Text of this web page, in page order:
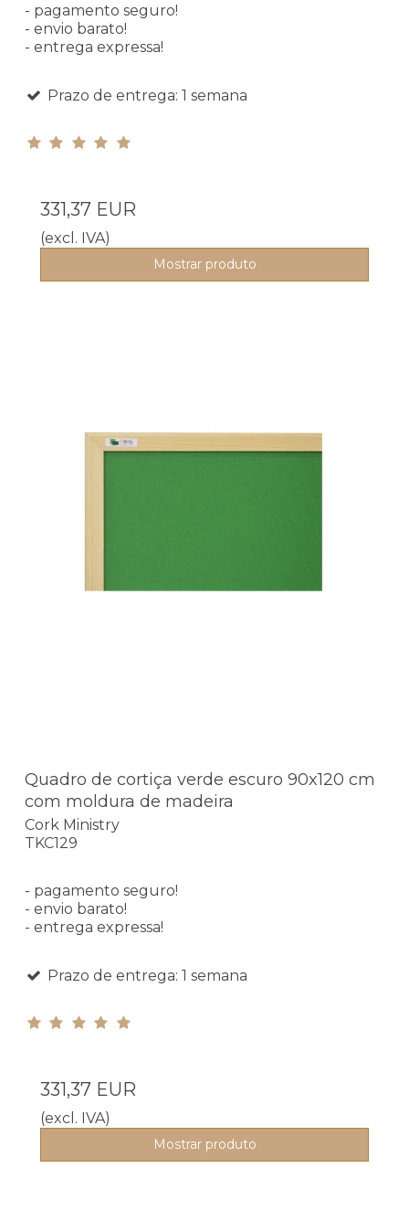
- pagamento seguro!
- envio barato!
- entrega expressa!
Prazo de entrega: 1 semana
331,37 EUR
(excl. IVA)
Mostrar produto
Quadro de cortiça verde escuro 90x120 cm
com moldura de madeira
Cork Ministry
TKC129
- pagamento seguro!
- envio barato!
- entrega expressa!
Prazo de entrega: 1 semana
331,37 EUR
(excl. IVA)
Mostrar produto